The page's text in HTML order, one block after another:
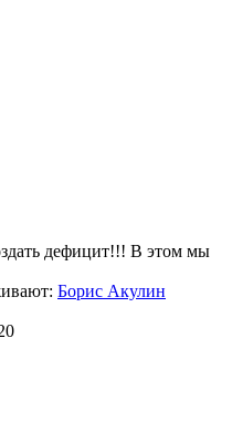
дефицит!!! В этом мы
Борис Акулин